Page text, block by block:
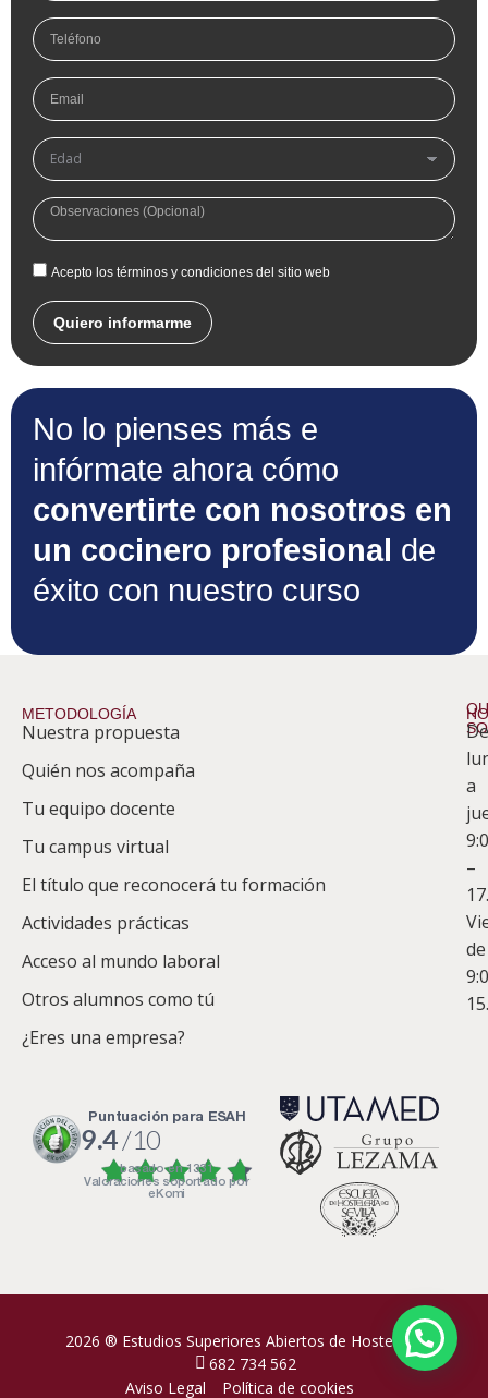
Acepto los términos y condiciones del sitio web
Quiero informarme
No lo pienses más e
infórmate ahora cómo
convertirte con nosotros en
un cocinero profesional de
éxito con nuestro curso
METODOLOGÍA
Nuestra propuesta
Quién nos acompaña
Tu equipo docente
Tu campus virtual
El título que reconocerá tu formación
Actividades prácticas
Acceso al mundo laboral
Otros alumnos como tú
¿Eres una empresa?
Te
De
a
–
de
puntuación para ESAH
9.4/10
basado en1331
Valoraciones soportado por
eKomi
2026 ® Estudios Superiores Abiertos de Hostelería
682 734 562
Aviso Legal
Política de cookies